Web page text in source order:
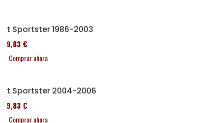
Kit Sportster 1986-2003
119,83 €
Comprar ahora
Kit Sportster 2004-2006
119,83 €
Comprar ahora